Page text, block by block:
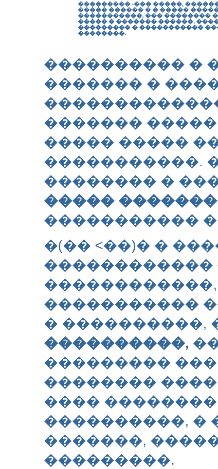
��������� -��� �����,
����� ������ � � �����
�����������, ��� ��������
����� � ������� ������,
��������� � �����������
��������.
���������� �
������� �
�������
����� �����
�����������.
�������� �
�����
�����������
�(�� <��)� �
������������
�����������
� ����������,
����������,
���������
��������
����
����������, �
�������,
���������.